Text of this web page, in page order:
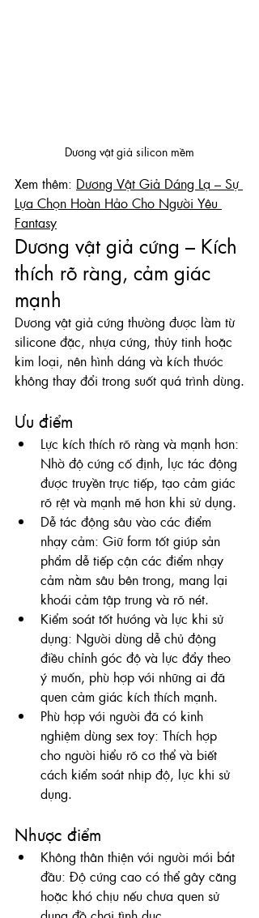
Dương vật giả silicon mềm
Xem thêm: Dương Vật Giả Dáng Lạ – Sự
Lựa Chọn Hoàn Hảo Cho Người Yêu
Fantasy
Dương vật giả cứng – Kích
thích rõ ràng, cảm giác
mạnh
Dương vật giả cứng thường được làm từ
silicone đặc, nhựa cứng, thủy tinh hoặc
kim loại, nên hình dáng và kích thước
không thay đổi trong suốt quá trình dùng.
Ưu điểm
Lực kích thích rõ ràng và mạnh hơn:
Nhờ độ cứng cố định, lực tác động
được truyền trực tiếp, tạo cảm giác
rõ rệt và mạnh mẽ hơn khi sử dụng.
Dễ tác động sâu vào các điểm
nhạy cảm: Giữ form tốt giúp sản
phẩm dễ tiếp cận các điểm nhạy
cảm nằm sâu bên trong, mang lại
khoái cảm tập trung và rõ nét.
Kiểm soát tốt hướng và lực khi sử
dụng: Người dùng dễ chủ động
điều chỉnh góc độ và lực đẩy theo
ý muốn, phù hợp với những ai đã
quen cảm giác kích thích mạnh.
Phù hợp với người đã có kinh
nghiệm dùng sex toy: Thích hợp
cho người hiểu rõ cơ thể và biết
cách kiểm soát nhịp độ, lực khi sử
dụng.
Nhược điểm
Không thân thiện với người mới bắt
đầu: Độ cứng cao có thể gây căng
hoặc khó chịu nếu chưa quen sử